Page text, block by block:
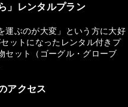
」レンタルプラン
運ぶのが大変」という方に大好
ットになったレンタル付きプ
セット（ゴーグル・グローブ
アクセス